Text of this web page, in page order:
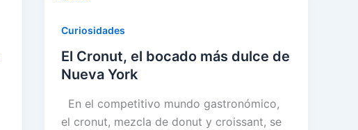
Curiosidades
El Cronut, el bocado más dulce de
Nueva York
En el competitivo mundo gastronómico,
el cronut, mezcla de donut y croissant, se